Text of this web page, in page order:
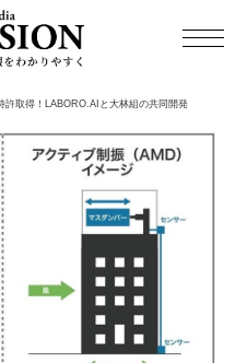
許取得！LABORO.AIと大林組の共同開発